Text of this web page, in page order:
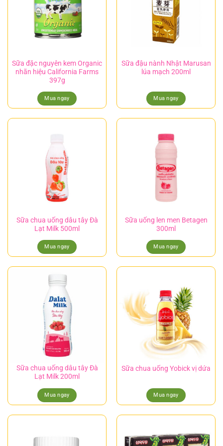
Sữa đặc nguyên kem Organic
nhãn hiệu California Farms
397g
Mua ngay
Sữa đậu nành Nhật Marusan
lúa mạch 200ml
Mua ngay
Sữa chua uống dâu tây Đà
Lạt Milk 500ml
Mua ngay
Sữa uống len men Betagen
300ml
Mua ngay
Sữa chua uống dâu tây Đà
Lạt Milk 200ml
Mua ngay
Sữa chua uống Yobick vị dứa
Mua ngay